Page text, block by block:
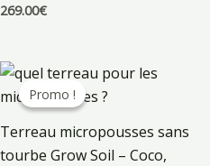
269.00€
Promo !
Promo !
Terreau micropousses sans
tourbe Grow Soil – Coco,
Plage
de
prix :
à
24.90€